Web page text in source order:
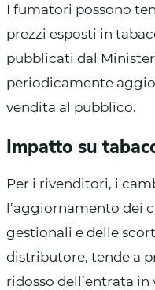
I fumatori possono
prezzi esposti in
pubblicati dal
periodicamente
vendita al pubblico.
Impatto su
Per i rivenditori, i
l’aggiornamento dei
gestionali e delle
distributore, tende a
ridosso dell’entrata